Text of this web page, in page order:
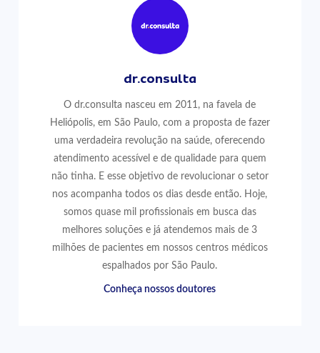
dr.consulta
O dr.consulta nasceu em 2011, na favela de
Heliópolis, em São Paulo, com a proposta de fazer
uma verdadeira revolução na saúde, oferecendo
atendimento acessível e de qualidade para quem
não tinha. E esse objetivo de revolucionar o setor
nos acompanha todos os dias desde então. Hoje,
somos quase mil profissionais em busca das
melhores soluções e já atendemos mais de 3
milhões de pacientes em nossos centros médicos
espalhados por São Paulo.
Conheça nossos doutores